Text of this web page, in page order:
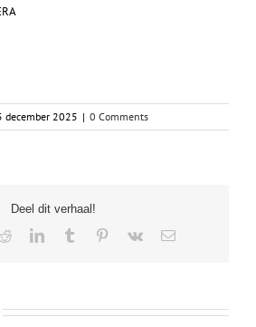
december 2025 | 0 Comments
Deel dit verhaal!
RedditLinkedInTumblr Pinterest
Vk Email